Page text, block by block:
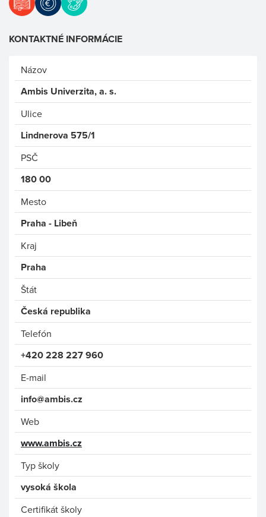
KONTAKTNÉ INFORMÁCIE
Názov
Ambis Univerzita, a. s.
Ulice
Lindnerova 575/1
PSČ
180 00
Mesto
Praha - Libeň
Kraj
Praha
Štát
Česká republika
Telefón
+420 228 227 960
E-mail
info@ambis.cz
Web
www.ambis.cz
Typ školy
vysoká škola
Certifikát školy